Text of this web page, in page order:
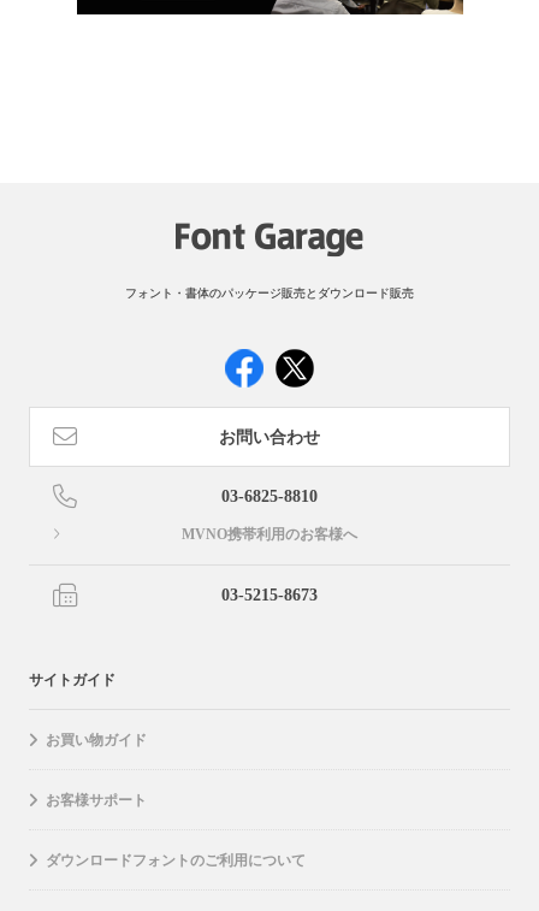
フォント・書体のパッケージ販売とダウンロード販売
お問い合わせ
03-6825-8810
MVNO携帯利用のお客様へ
03-5215-8673
サイトガイド
お買い物ガイド
お客様サポート
ダウンロードフォントのご利用について